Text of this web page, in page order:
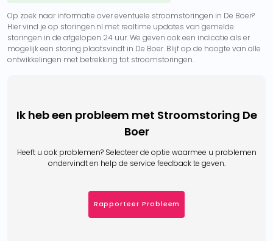
Op zoek naar informatie over eventuele stroomstoringen in De Boer?
Hier vind je op storingen.nl met realtime updates van gemelde
storingen in de afgelopen 24 uur. We geven ook een indicatie als er
mogelijk een storing plaatsvindt in De Boer. Blijf op de hoogte van alle
ontwikkelingen met betrekking tot stroomstoringen.
Ik heb een probleem met Stroomstoring De
Boer
Heeft u ook problemen? Selecteer de optie waarmee u problemen
ondervindt en help de service feedback te geven.
Rapporteer Probleem